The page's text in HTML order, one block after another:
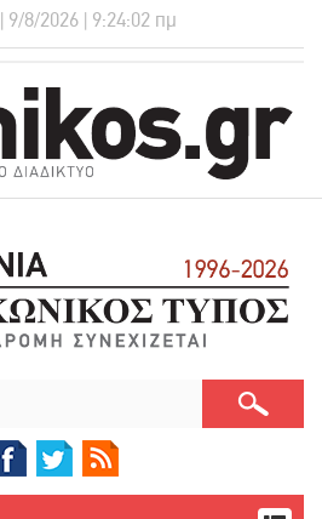
| 9/8/2026 | 9:24:03 πμ